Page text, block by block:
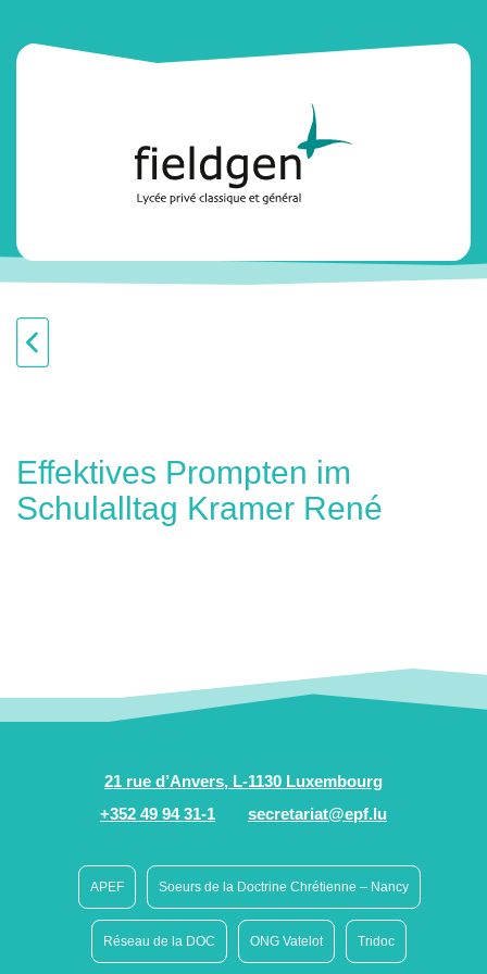
Effektives Prompten im
Schulalltag Kramer René
21 rue d’Anvers, L-1130 Luxembourg
+352 49 94 31-1
secretariat@epf.lu
APEF Soeurs de la Doctrine Chrétienne – Nancy
Réseau de la DOC ONG Vatelot Tridoc